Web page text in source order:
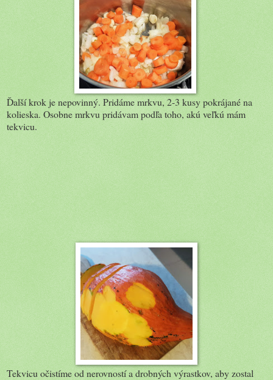
Ďalší krok je nepovinný. Pridáme mrkvu, 2-3 kusy pokrájané na
kolieska. Osobne mrkvu pridávam podľa toho, akú veľkú mám
tekvicu.
Tekvicu očistíme od nerovností a drobných výrastkov, aby zostal